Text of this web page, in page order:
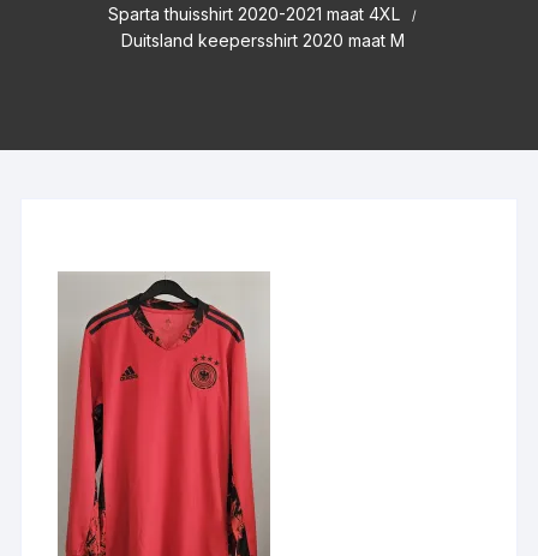
Sparta thuisshirt 2020-2021 maat 4XL
Duitsland keepersshirt 2020 maat M